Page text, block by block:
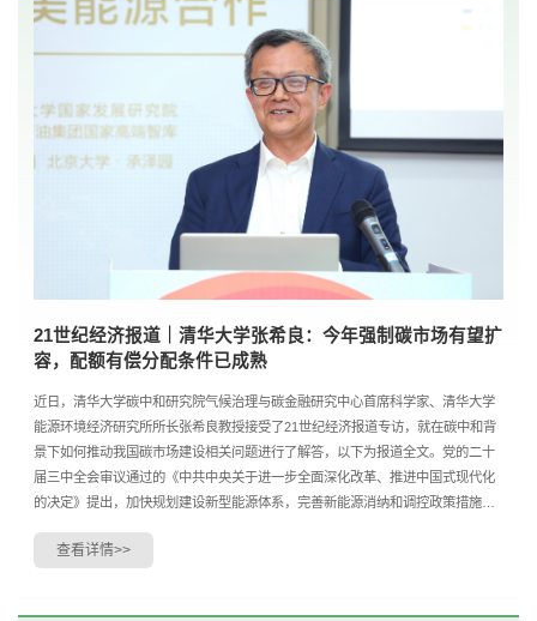
21世纪经济报道｜清华大学张希良：今年强制碳市场有望扩
容，配额有偿分配条件已成熟
近日，清华大学碳中和研究院气候治理与碳金融研究中心首席科学家、清华大学
能源环境经济研究所所长张希良教授接受了21世纪经济报道专访，就在碳中和背
景下如何推动我国碳市场建设相关问题进行了解答，以下为报道全文。党的二十
届三中全会审议通过的《中共中央关于进一步全面深化改革、推进中国式现代化
的决定》提出，加快规划建设新型能源体系，完善新能源消纳和调控政策措施。
查看详情>>